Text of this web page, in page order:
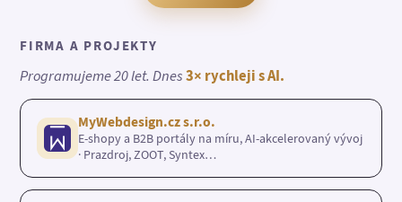
FIRMA A PROJEKTY
Programujeme 20 let. Dnes3× rychleji s AI.
MyWebdesign.cz s.r.o.
E-shopy a B2B portály na míru, AI-akcelerovaný vývoj
· Prazdroj, ZOOT, Syntex…